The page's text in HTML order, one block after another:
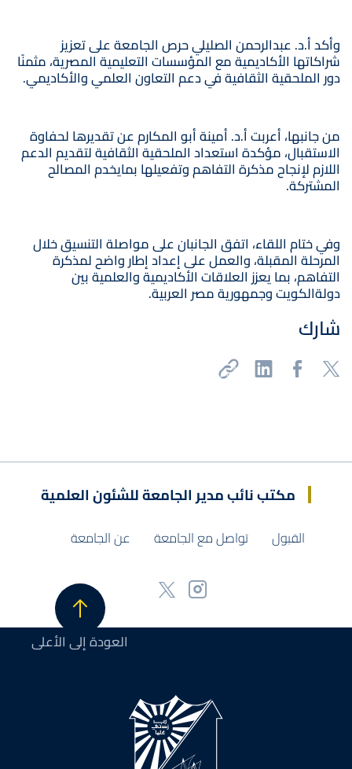
وأكد أ.د. عبدالرحمن الصليلي حرص الجامعة على تعزيز
شراكاتها الأكاديمية مع المؤسسات التعليمية المصرية، مثمنًا
دور الملحقية الثقافية في دعم التعاون العلمي والأكاديمي.
من جانبها، أعربت أ.د. أمينة أبو المكارم عن تقديرها لحفاوة
الاستقبال، مؤكدة استعداد الملحقية الثقافية لتقديم الدعم
اللازم لإنجاح مذكرة التفاهم وتفعيلها بمايخدم المصالح
المشتركة.
وفي ختام اللقاء، اتفق الجانبان على مواصلة التنسيق خلال
المرحلة المقبلة، والعمل على إعداد إطار واضح لمذكرة
التفاهم، بما يعزز العلاقات الأكاديمية والعلمية بين
دولةالكويت وجمهورية مصر العربية.
شارك
مكتب نائب مدير الجامعة للشئون العلمية
القبول تواصل مع الجامعة عن الجامعة
العودة إلى الأعلى